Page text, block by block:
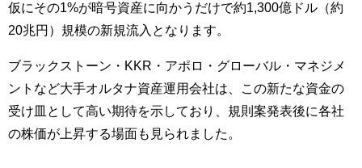
仮にその1%が暗号資産に向かうだけで約1,300億ドル（約
20兆円）規模の新規流入となります。
ブラックストーン・KKR・アポロ・グローバル・マネジメ
ントなど大手オルタナ資産運用会社は、この新たな資金の
受け皿として高い期待を示しており、規則案発表後に各社
の株価が上昇する場面も見られました。